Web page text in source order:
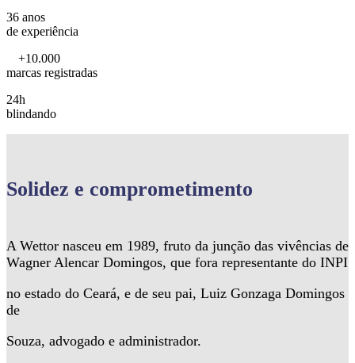
36 anos
de experiência
+10.000
marcas registradas
24h
blindando
Solidez e comprometimento
A Wettor nasceu em 1989, fruto da junção das vivências de
Wagner Alencar Domingos, que fora representante do INPI
no estado do Ceará, e de seu pai, Luiz Gonzaga Domingos
de
Souza, advogado e administrador.